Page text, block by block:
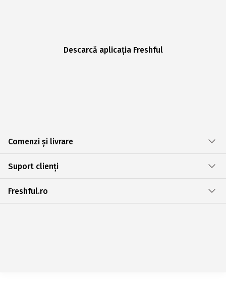
Descarcă aplicația Freshful
Comenzi și livrare
Suport clienți
Freshful.ro